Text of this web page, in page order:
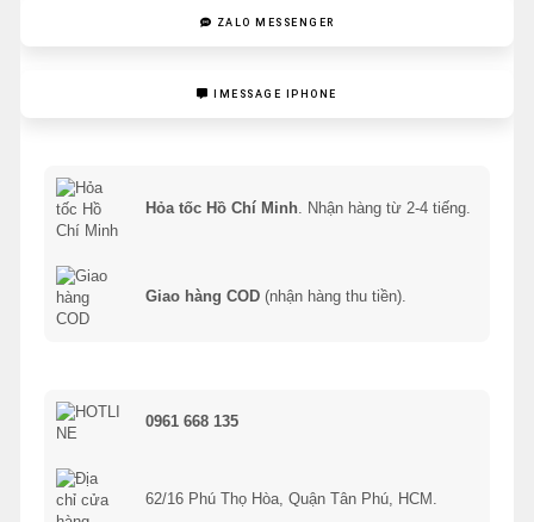
ZALO MESSENGER
IMESSAGE IPHONE
Hỏa tốc Hồ Chí Minh. Nhận hàng từ 2-4 tiếng.
Giao hàng COD (nhận hàng thu tiền).
0961 668 135
62/16 Phú Thọ Hòa, Quận Tân Phú, HCM.